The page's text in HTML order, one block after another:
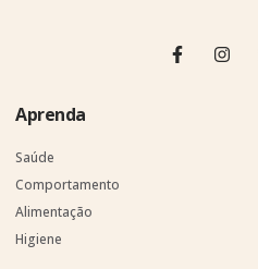
Aprenda
Saúde
Comportamento
Alimentação
Higiene